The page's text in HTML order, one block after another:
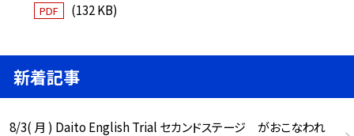
PDF (132 KB)
新着記事
8/3( 月 ) Daito English Trial セカンドステージ がおこなわれ